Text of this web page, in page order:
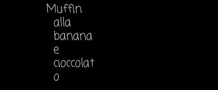
Muffin
alla
banana
e
cioccolat
o